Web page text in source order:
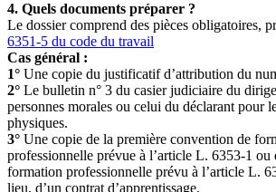
4. Quels documents préparer ?
Le dossier comprend des pièces obligatoires,
6351-5 du code du travail
Cas général :
1° Une copie du justificatif d’attribution du
2° Le bulletin n° 3 du casier judiciaire du
personnes morales ou celui du déclarant pour
physiques.
3° Une copie de la première convention de
professionnelle prévue à l’article L. 6353-1 ou
formation professionnelle prévu à l’article L.
lieu, d’un contrat d’apprentissage.